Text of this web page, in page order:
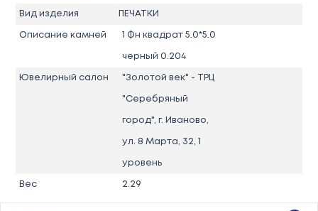
Вид изделия ПЕЧАТКИ
Описание камней 1 Фн квадрат 5.0*5.0
черный 0.204
Ювелирный салон "Золотой век" - ТРЦ
"Серебряный
город", г. Иваново,
ул. 8 Марта, 32, 1
уровень
Вес 2.29